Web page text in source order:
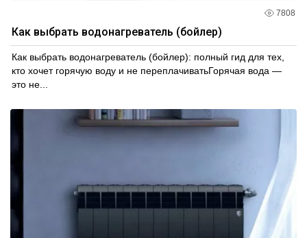
7808
Как выбрать водонагреватель (бойлер)
Как выбрать водонагреватель (бойлер): полный гид для тех,
кто хочет горячую воду и не переплачиватьГорячая вода —
это не...